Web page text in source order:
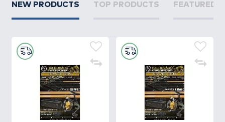
NEW PRODUCTS TOP PRODUCTS FEATURED